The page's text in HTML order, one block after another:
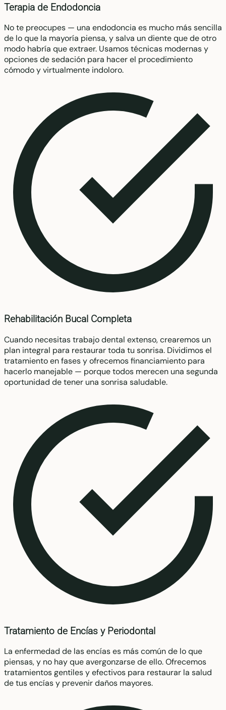
Terapia de Endodoncia
No te preocupes — una endodoncia es mucho más sencilla
de lo que la mayoría piensa, y salva un diente que de otro
modo habría que extraer. Usamos técnicas modernas y
opciones de sedación para hacer el procedimiento
cómodo y virtualmente indoloro.
Rehabilitación Bucal Completa
Cuando necesitas trabajo dental extenso, crearemos un
plan integral para restaurar toda tu sonrisa. Dividimos el
tratamiento en fases y ofrecemos financiamiento para
hacerlo manejable — porque todos merecen una segunda
oportunidad de tener una sonrisa saludable.
Tratamiento de Encías y Periodontal
La enfermedad de las encías es más común de lo que
piensas, y no hay que avergonzarse de ello. Ofrecemos
tratamientos gentiles y efectivos para restaurar la salud
de tus encías y prevenir daños mayores.